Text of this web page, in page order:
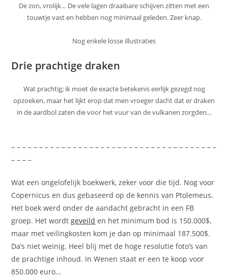
De zon, vrolijk… De vele lagen draaibare schijven zitten met een
touwtje vast en hebben nog minimaal geleden. Zeer knap.
Nog enkele losse illustraties
Drie prachtige draken
Wat prachtig; ik moet de exacte betekenis eerlijk gezegd nog
opzoeken, maar het lijkt erop dat men vroeger dacht dat er draken
in de aardbol zaten die voor het vuur van de vulkanen zorgden…
– – – – – – – – – – – – – – – – – – – – – – – – – – – – – – – – – – – – –
– – – –
Wat een ongelofelijk boekwerk, zeker voor die tijd. Nog voor
Copernicus en dus gebaseerd op de kennis van Ptolemeus.
Het boek werd onder de aandacht gebracht in een FB
groep. Het wordt geveild en het minimum bod is 150.000$,
maar met veilingkosten kom je dan op minimaal 187.500$.
Da’s niet weinig. Heel blij met de hoge resolutie foto’s van
de prachtige inhoud. In Wenen staat er een te koop voor
850.000 euro…